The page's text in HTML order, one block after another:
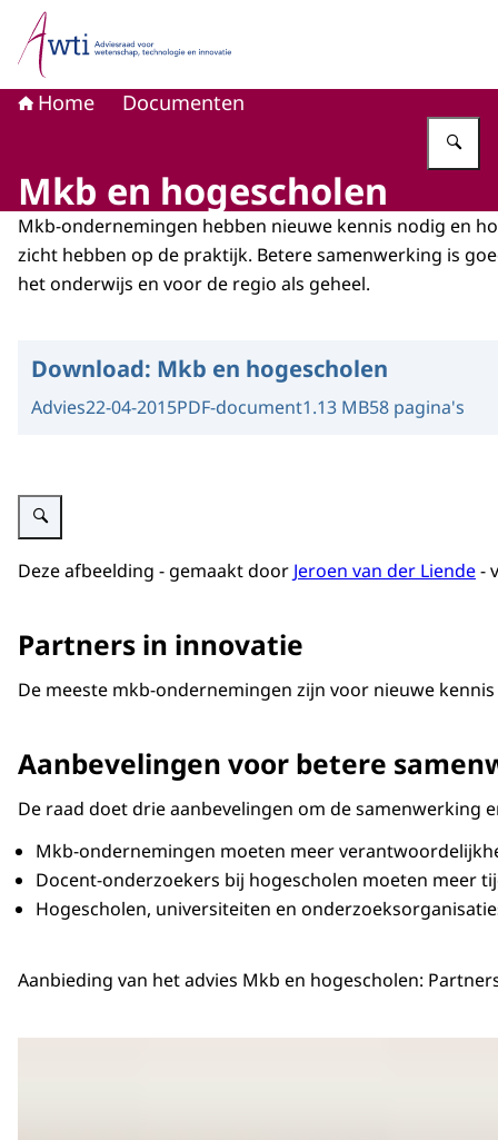
Naar de homepage van Adviesraad voor wetenschap,
Home Documenten
Mkb en hogescholen
Mkb-ondernemingen hebben nieuwe kennis nodig en
zicht hebben op de praktijk. Betere samenwerking is
het onderwijs en voor de regio als geheel.
Download: Mkb en hogescholen
Advies22-04-2015PDF-document1.13 MB58 pagina's
Vergroot afbeelding Visualisatie advies 'Mkb en hogescholen'
Deze afbeelding - gemaakt door Jeroen van der Liende-
Partners in innovatie
De meeste mkb-ondernemingen zijn voor nieuwe
Aanbevelingen voor betere
De raad doet drie aanbevelingen om de samenwerking
Mkb-ondernemingen moeten meer
Docent-onderzoekers bij hogescholen moeten meer
Hogescholen, universiteiten en
Aanbieding van het advies Mkb en hogescholen: